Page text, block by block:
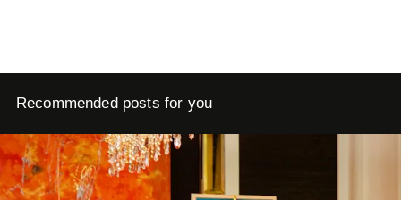
Recommended posts for you